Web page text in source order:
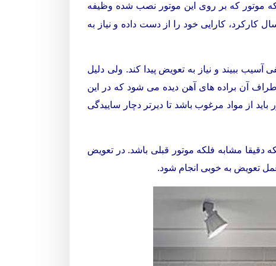
موتور که بر روی این موتور نصب شده وظیفه
کارکرد، کارایی خود را از دست داده و نیاز به
ببیند و نیاز به تعویض پیدا کند. ولی دلیل
آن براده های آهن دیده می شود که در این
از مواد مرغوب باشد تا دیرتر دچار ساییدگی
دقیقا مشابه فلکه موتور قبلی باشد. در تعویض
تعویض به خوبی انجام شود.